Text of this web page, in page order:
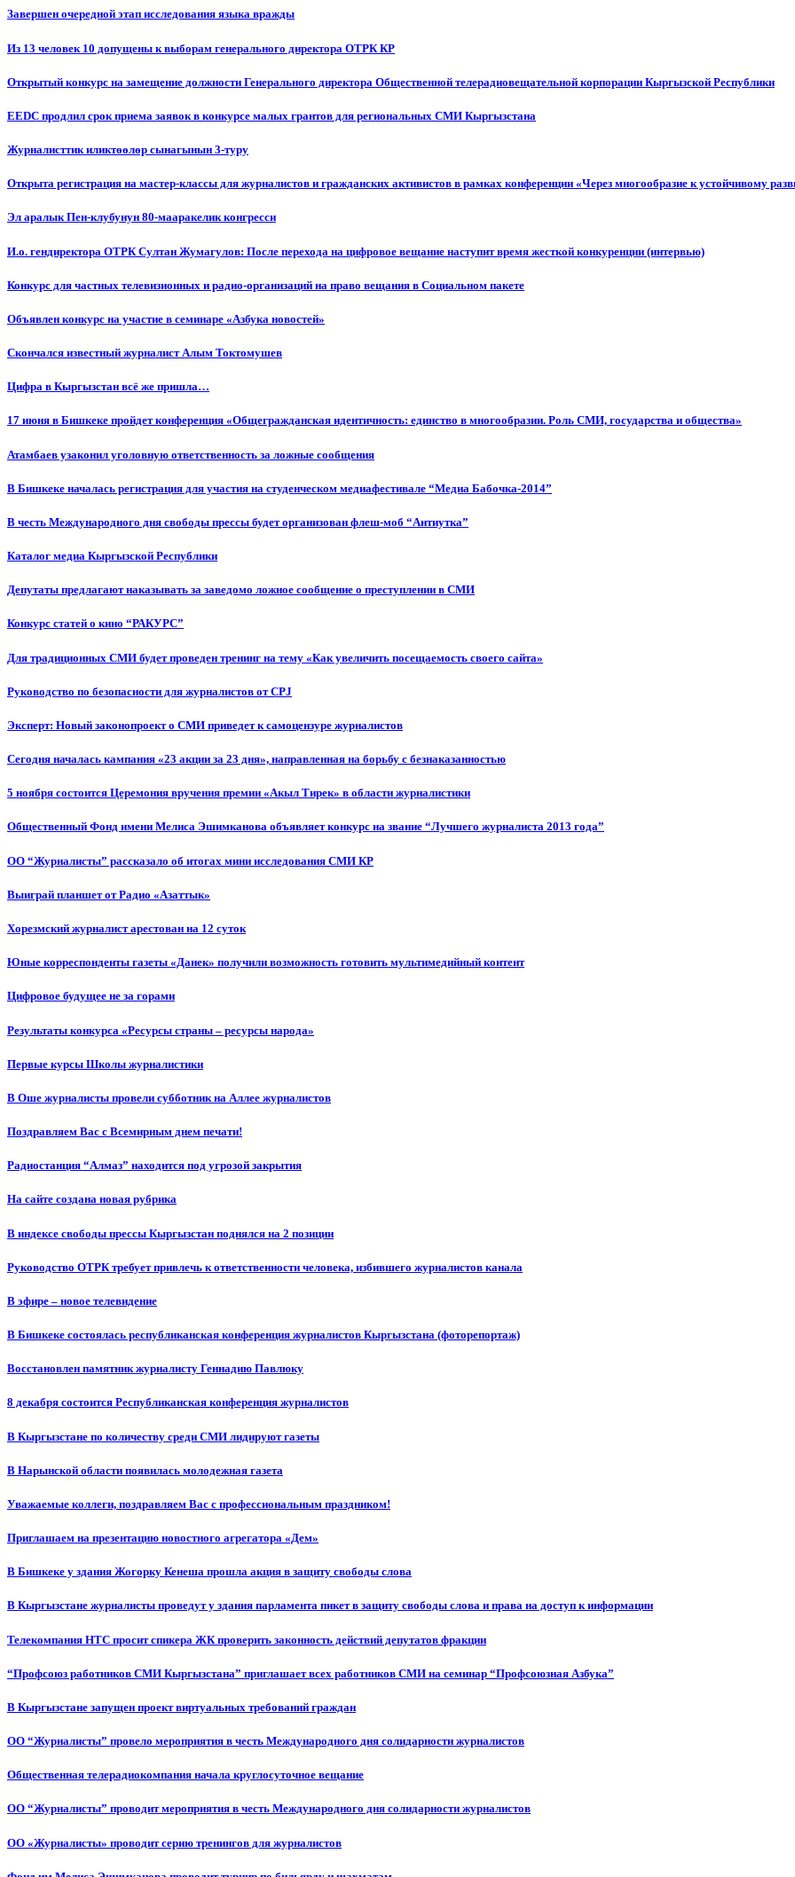
Завершен очередной этап исследования языка вражды
Из 13 человек 10 допущены к выборам генерального директора ОТРК КР
Открытый конкурс на замещение должности Генерального директора Общественной телерадиовещательной корпорации Кыргызской Республики
EEDC продлил срок приема заявок в конкурсе малых грантов для региональных СМИ Кыргызстана
Журналисттик иликтөөлөр сынагынын 3-туру
Открыта регистрация на мастер-классы для журналистов и гражданских активистов в рамках конференции «Через многообразие к устойчивому
Эл аралык Пен-клубунун 80-мааракелик конгресси
И.о. гендиректора ОТРК Султан Жумагулов: После перехода на цифровое вещание наступит время жесткой конкуренции (интервью)
Конкурс для частных телевизионных и радио-организаций на право вещания в Социальном пакете
Объявлен конкурс на участие в семинаре «Азбука новостей»
Cкончался известный журналист Алым Токтомушев
Цифра в Кыргызстан всё же пришла…
17 июня в Бишкеке пройдет конференция «Общегражданская идентичность: единство в многообразии. Роль СМИ, государства и общества»
Атамбаев узаконил уголовную ответственность за ложные сообщения
В Бишкеке началась регистрация для участия на студенческом медиафестивале “Медиа Бабочка-2014”
В честь Международного дня свободы прессы будет организован флеш-моб “Антиутка”
Каталог медиа Кыргызской Республики
Депутаты предлагают наказывать за заведомо ложное сообщение о преступлении в СМИ
Конкурс статей о кино “РАКУРС”
Для традиционных СМИ будет проведен тренинг на тему «Как увеличить посещаемость своего сайта»
Руководство по безопасности для журналистов от CPJ
Эксперт: Новый законопроект о СМИ приведет к самоцензуре журналистов
Сегодня началась кампания «23 акции за 23 дня», направленная на борьбу с безнаказанностью
5 ноября состоится Церемония вручения премии «Акыл Тирек» в области журналистики
Общественный Фонд имени Мелиса Эшимканова объявляет конкурс на звание “Лучшего журналиста 2013 года”
ОО “Журналисты” рассказало об итогах мини исследования СМИ КР
Выиграй планшет от Радио «Азаттык»
Хорезмский журналист арестован на 12 суток
Юные корреспонденты газеты «Данек» получили возможность готовить мультимедийный контент
Цифровое будущее не за горами
Результаты конкурса «Ресурсы страны – ресурсы народа»
Первые курсы Школы журналистики
В Оше журналисты провели субботник на Аллее журналистов
Поздравляем Вас с Всемирным днем печати!
Радиостанция “Алмаз” находится под угрозой закрытия
На сайте создана новая рубрика
В индексе свободы прессы Кыргызстан поднялся на 2 позиции
Руководство ОТРК требует привлечь к ответственности человека, избившего журналистов канала
В эфире – новое телевидение
В Бишкеке состоялась республиканская конференция журналистов Кыргызстана (фоторепортаж)
Восстановлен памятник журналисту Геннадию Павлюку
8 декабря состоится Республиканская конференция журналистов
В Кыргызстане по количеству среди СМИ лидируют газеты
В Нарынской области появилась молодежная газета
Уважаемые коллеги, поздравляем Вас с профессиональным праздником!
Приглашаем на презентацию новостного агрегатора «Дем»
В Бишкеке у здания Жогорку Кенеша прошла акция в защиту свободы слова
В Кыргызстане журналисты проведут у здания парламента пикет в защиту свободы слова и права на доступ к информации
Телекомпания НТС просит спикера ЖК проверить законность действий депутатов фракции
“Профсоюз работников СМИ Кыргызстана” приглашает всех работников СМИ на семинар “Профсоюзная Азбука”
В Кыргызстане запущен проект виртуальных требований граждан
ОО “Журналисты” провело мероприятия в честь Международного дня солидарности журналистов
Общественная телерадиокомпания начала круглосуточное вещание
ОО “Журналисты” проводит мероприятия в честь Международного дня солидарности журналистов
ОО «Журналисты» проводит серию тренингов для журналистов